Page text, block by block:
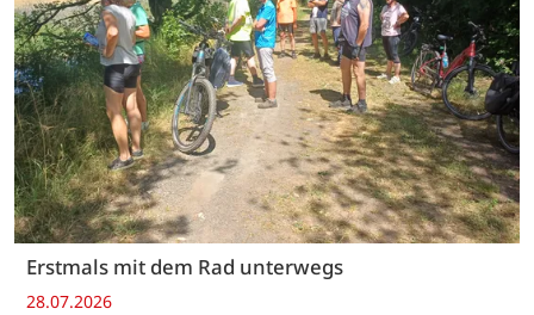
Erstmals mit dem Rad unterwegs
28.07.2026